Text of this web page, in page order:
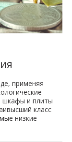
применяя
шкафы и плиты
класс
низкие